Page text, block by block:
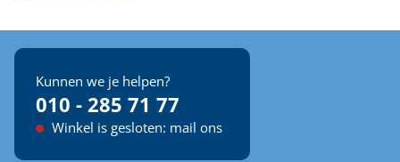
Kunnen we je helpen?
010 - 285 71 77
Winkel is gesloten: mail ons